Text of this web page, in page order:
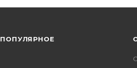
ПОПУЛЯРНОЕ